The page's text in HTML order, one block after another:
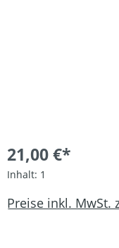
21,00 €*
Inhalt: 1
Preise inkl. MwSt.